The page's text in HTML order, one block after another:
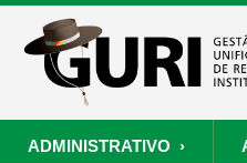
ADMINISTRATIVO ›